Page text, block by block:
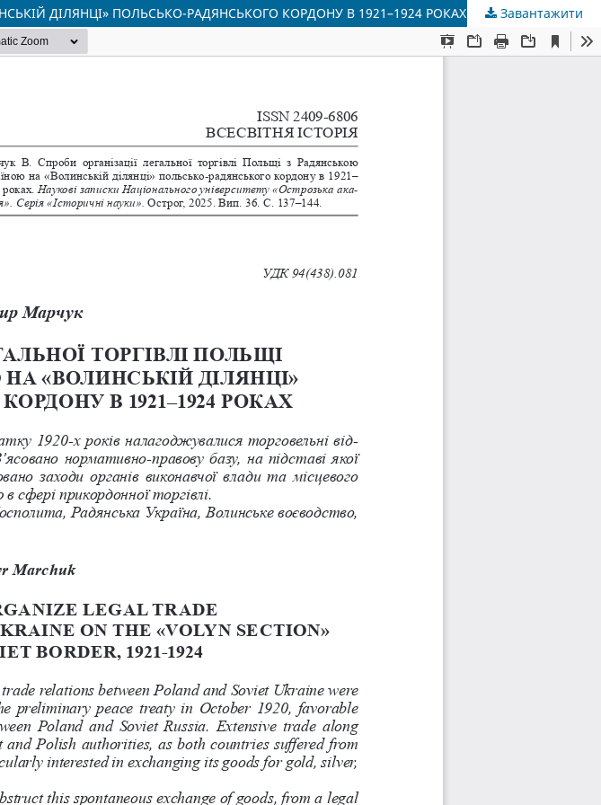
ДІЛЯНЦІ» ПОЛЬСЬКО-РАДЯНСЬКОГО КОРДОНУ В 1921–1924 РОКАХ Завантажити